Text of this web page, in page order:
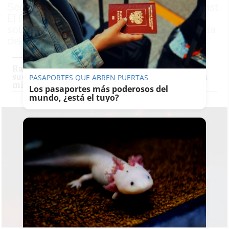
Segunda División, y ha pasado por el podcast
El Reservado de lavozdelsur.es para hablar
sobre su trayectoria, sus orígenes o su salida
del club jerezano
Raule: "El éxito me llegó con los pies en el
suelo; si me hubiera pasado con 25 años, ahora
mismo no estaría aquí"
PASAPORTES QUE ABREN PUERTAS
Los pasaportes más poderosos del
mundo, ¿está el tuyo?